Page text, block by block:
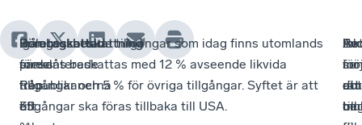
Igår
presenterade
Republikanerna
ett
Företagsbeskattning
Bolagsskatten
sänks
från
35
De obeskattade tillgångar som idag finns utomlands
föreslås beskattas med 12 % avseende likvida
tillgångar och 5 % för övriga tillgångar. Syftet är att
tillgångar ska föras tillbaka till USA.
i
till
för
ett
En
att